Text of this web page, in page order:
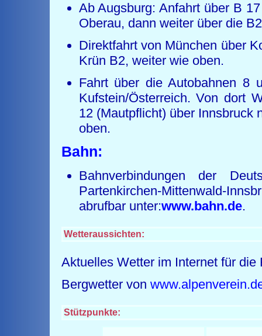
Ab Augsburg: Anfahrt über B
Oberau, dann weiter über die
Direktfahrt von München über
Krün B2, weiter wie oben.
Fahrt über die Autobahnen 8
Kufstein/Österreich. Von dort
12 (Mautpflicht) über Innsbruck
oben.
Bahn:
Bahnverbindungen der
Partenkirchen-Mittenwald-
abrufbar unter:www.bahn.de.
Wetteraussichten:
Aktuelles Wetter im Internet für
Bergwetter von
Stützpunkte: